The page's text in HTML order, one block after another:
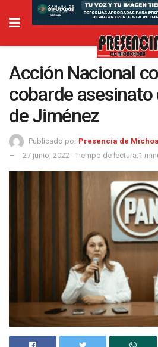
Acción Nacional
cobarde
de Jiménez
Publicado por Presencia de
27 junio, 2022
Tiempo de lectura:1